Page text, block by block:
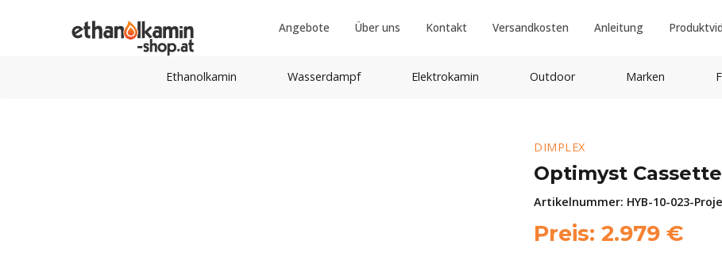
Angebote Über uns Kontakt Versandkosten Anleitung
Ethanolkamin Wasserdampf Elektrokamin Outdoor Marken
DIMPLEX
Optimyst
Artikelnummer: HYB-10-023-
Preis: 2.979 €